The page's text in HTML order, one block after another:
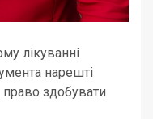
лікуванні
нарешті
здобувати